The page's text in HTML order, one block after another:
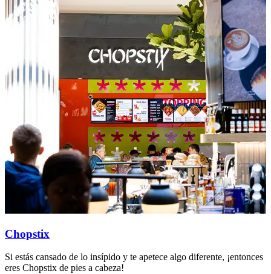
Chopstix
Si estás cansado de lo insípido y te apetece algo diferente, ¡entonces
eres Chopstix de pies a cabeza!